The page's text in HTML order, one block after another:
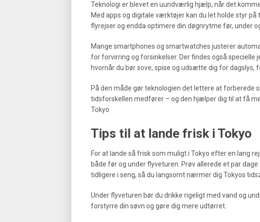
Teknologi er blevet en uundværlig hjælp, når det
Med apps og digitale værktøjer kan du let holde styr
flyrejser og endda optimere din døgnrytme før, under
Mange smartphones og smartwatches justerer
for forvirring og forsinkelser. Der findes også specielle
hvornår du bør sove, spise og udsætte dig for dagslys,
På den måde gør teknologien det lettere at forberede
tidsforskellen medfører – og den hjælper dig til at få
Tokyo.
Tips til at lande frisk i Tokyo
For at lande så frisk som muligt i Tokyo efter en lang
både før og under flyveturen. Prøv allerede et par
tidligere i seng, så du langsomt nærmer dig Tokyos
Under flyveturen bør du drikke rigeligt med vand og
forstyrre din søvn og gøre dig mere udtørret.